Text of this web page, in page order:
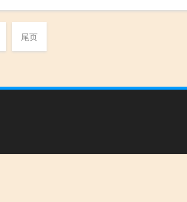
尾页